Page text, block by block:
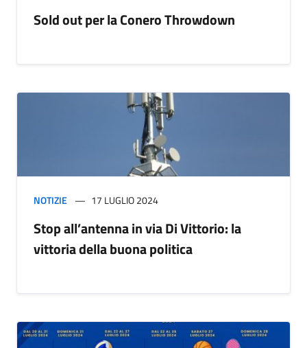
Sold out per la Conero Throwdown
NOTIZIE 17 LUGLIO 2024
Stop all’antenna in via Di Vittorio: la
vittoria della buona politica